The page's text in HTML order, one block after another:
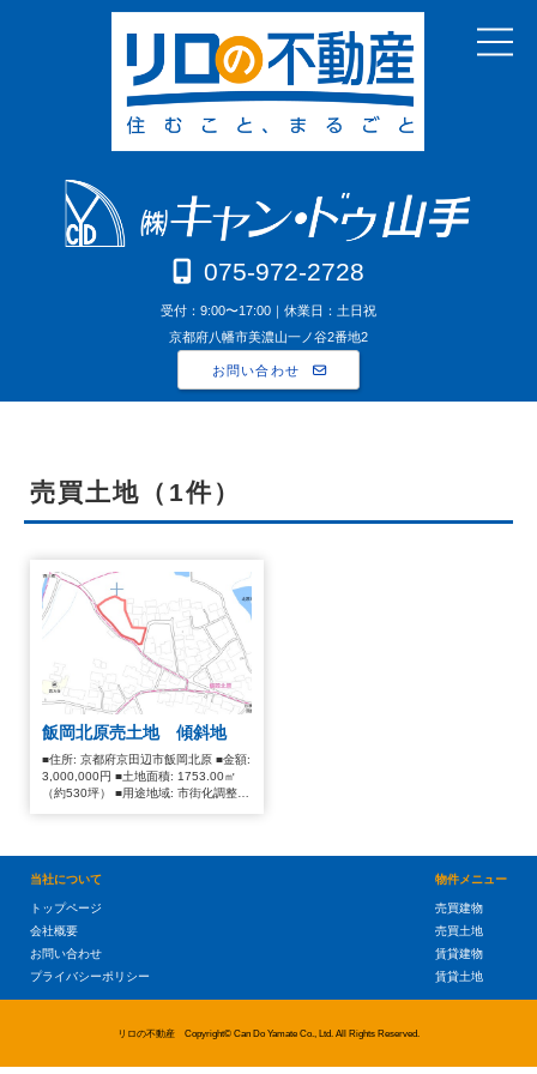
075-972-2728
受付：9:00〜17:00｜休業日：土日祝
京都府八幡市美濃山一ノ谷2番地2
お問い合わせ
売買土地（1件）
飯岡北原売土地 傾斜地
■住所: 京都府京田辺市飯岡北原 ■金額:
3,000,000円 ■土地面積: 1753.00㎡
（約530坪） ■用途地域: 市街化調整区
当社について
トップページ
会社概要
お問い合わせ
プライバシーポリシー
物件メニュー
売買建物
売買土地
賃貸建物
賃貸土地
リロの不動産 Copyright© Can Do Yamate Co., Ltd. All Rights Reserved.